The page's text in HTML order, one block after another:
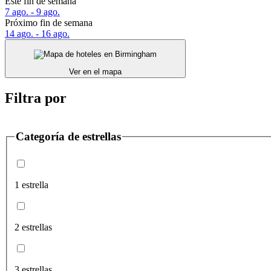
7 ago. - 9 ago.
Próximo fin de semana
14 ago. - 16 ago.
Ver en el mapa
Filtra por
Categoría de estrellas
1 estrella
2 estrellas